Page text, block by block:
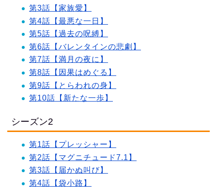
第3話【家族愛】
第4話【最悪な一日】
第5話【過去の呪縛】
第6話【バレンタインの悲劇】
第7話【満月の夜に】
第8話【因果はめぐる】
第9話【とらわれの身】
第10話【新たな一歩】
シーズン2
第1話【プレッシャー】
第2話【マグニチュード7.1】
第3話【届かぬ叫び】
第4話【袋小路】